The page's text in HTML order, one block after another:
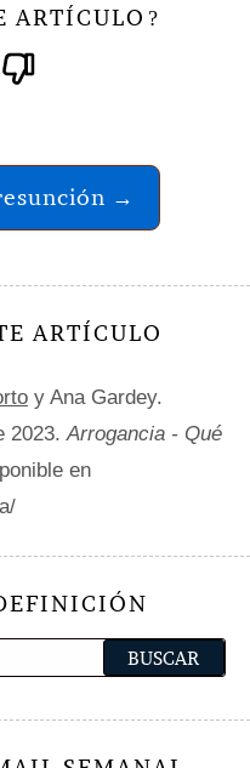
ARTÍCULO ?
→
ARTÍCULO
y Ana Gardey.
2023. Arrogancia - Qué
en